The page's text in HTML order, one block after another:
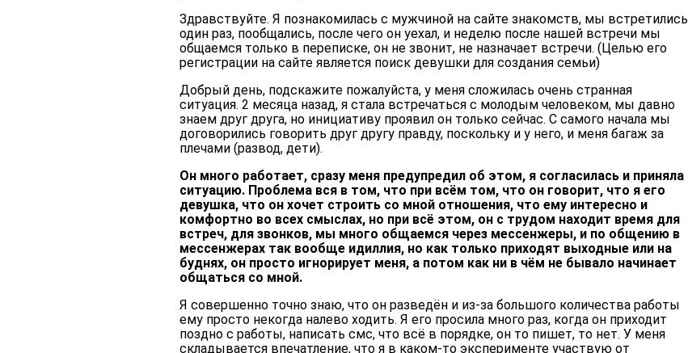
Здравствуйте. Я познакомилась с мужчиной на сайте знакомств, мы встретились
один раз, пообщались, после чего он уехал, и неделю после нашей встречи мы
общаемся только в переписке, он не звонит, не назначает встречи. (Целью его
регистрации на сайте является поиск девушки для создания семьи)
Добрый день, подскажите пожалуйста, у меня сложилась очень странная
ситуация. 2 месяца назад, я стала встречаться с молодым человеком, мы давно
знаем друг друга, но инициативу проявил он только сейчас. С самого начала мы
договорились говорить друг другу правду, поскольку и у него, и меня багаж за
плечами (развод, дети).
Он много работает, сразу меня предупредил об этом, я согласилась и приняла
ситуацию. Проблема вся в том, что при всём том, что он говорит, что я его
девушка, что он хочет строить со мной отношения, что ему интересно и
комфортно во всех смыслах, но при всё этом, он с трудом находит время для
встреч, для звонков, мы много общаемся через мессенжеры, и по общению в
мессенжерах так вообще идиллия, но как только приходят выходные или на
буднях, он просто игнорирует меня, а потом как ни в чём не бывало начинает
общаться со мной.
Я совершенно точно знаю, что он разведён и из-за большого количества работы
ему просто некогда налево ходить. Я его просила много раз, когда он приходит
поздно с работы, написать смс, что всё в порядке, он то пишет, то нет. У меня
складывается впечатление, что я в каком-то эксперименте участвую от